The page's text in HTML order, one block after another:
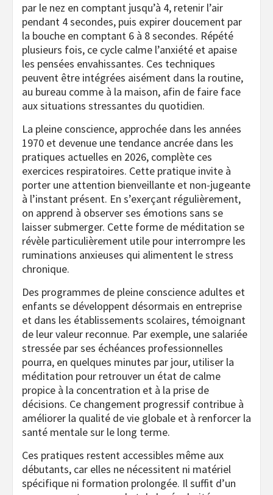
par le nez en comptant jusqu’à 4, retenir l’air
pendant 4 secondes, puis expirer doucement par
la bouche en comptant 6 à 8 secondes. Répété
plusieurs fois, ce cycle calme l’anxiété et apaise
les pensées envahissantes. Ces techniques
peuvent être intégrées aisément dans la routine,
au bureau comme à la maison, afin de faire face
aux situations stressantes du quotidien.
La pleine conscience, approchée dans les années
1970 et devenue une tendance ancrée dans les
pratiques actuelles en 2026, complète ces
exercices respiratoires. Cette pratique invite à
porter une attention bienveillante et non-jugeante
à l’instant présent. En s’exerçant régulièrement,
on apprend à observer ses émotions sans se
laisser submerger. Cette forme de méditation se
révèle particulièrement utile pour interrompre les
ruminations anxieuses qui alimentent le stress
chronique.
Des programmes de pleine conscience adultes et
enfants se développent désormais en entreprise
et dans les établissements scolaires, témoignant
de leur valeur reconnue. Par exemple, une salariée
stressée par ses échéances professionnelles
pourra, en quelques minutes par jour, utiliser la
méditation pour retrouver un état de calme
propice à la concentration et à la prise de
décisions. Ce changement progressif contribue à
améliorer la qualité de vie globale et à renforcer la
santé mentale sur le long terme.
Ces pratiques restent accessibles même aux
débutants, car elles ne nécessitent ni matériel
spécifique ni formation prolongée. Il suffit d’un